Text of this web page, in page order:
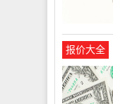
报价大全